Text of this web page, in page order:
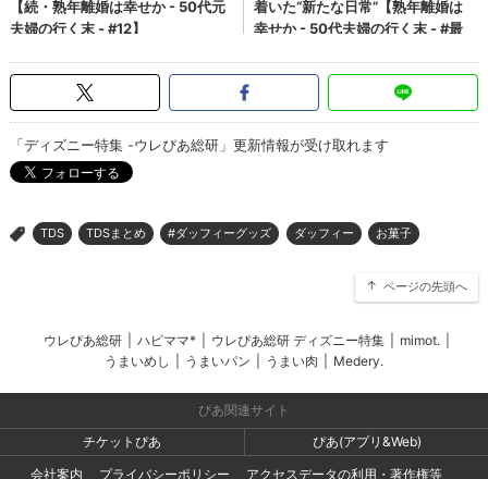
「ディズニー特集 -ウレぴあ総研」更新情報が受け取れます
> TDS TDSまとめ #ダッフィーグッズ ダッフィー お菓子
ページの先頭へ
ウレぴあ総研 ハピママ* ウレぴあ総研 ディズニー特集 mimot.
うまいめし
うまいパン うまい肉 Medery.
ぴあ関連サイト
チケットぴあ
ぴあ(アプリ&Web)
会社案内
プライバシーポリシー アクセスデータの利用・著作権等